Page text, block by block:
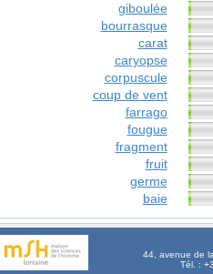
giboulée
bourrasque
carat
caryopse
corpuscule
coup de vent
farrago
fougue
fragment
fruit
germe
baie
44, avenue de
Tél. :